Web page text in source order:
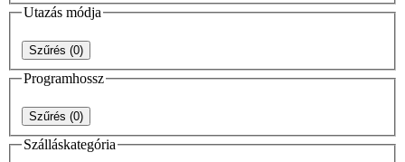
Utazás módja
Szűrés (0)
Programhossz
Szűrés (0)
Szálláskategória